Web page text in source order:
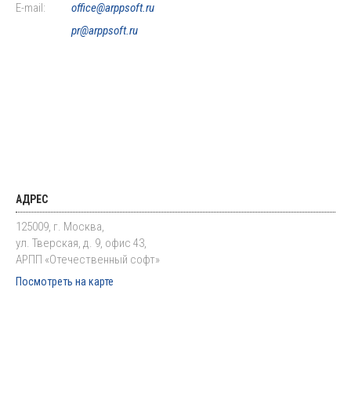
E-mail:
office@arppsoft.ru
pr@arppsoft.ru
АДРЕС
125009, г. Москва,
ул. Тверская, д. 9, офис 43,
АРПП «Отечественный софт»
Посмотреть на карте